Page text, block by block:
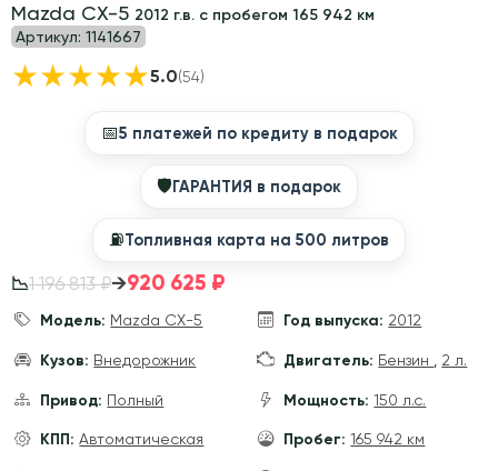
Mazda CX-5 2012 г.в. с пробегом 165 942 км
Артикул: 1141667
★★★★★5.0(54)
📅5 платежей по кредиту в подарок
🛡ГАРАНТИЯ в подарок
⛽️Топливная карта на 500 литров
📉1 196 813 ₽→920 625 ₽
Модель: Mazda CX-5 Год выпуска: 2012
Кузов: Внедорожник Двигатель: Бензин 2 л.
Привод: Полный Мощность: 150 л.с.
КПП: Автоматическая Пробег: 165 942 км